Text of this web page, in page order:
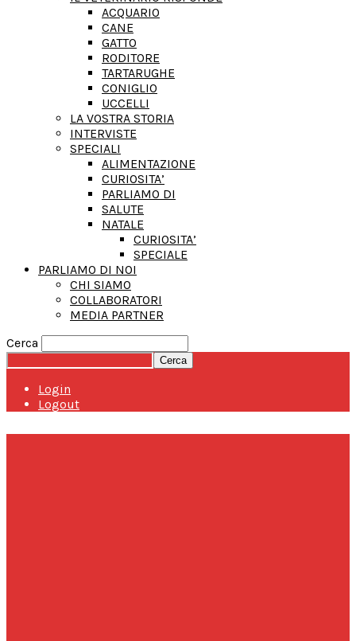
ACQUARIO
CANE
GATTO
RODITORE
TARTARUGHE
CONIGLIO
UCCELLI
LA VOSTRA STORIA
INTERVISTE
SPECIALI
ALIMENTAZIONE
CURIOSITA’
PARLIAMO DI
SALUTE
NATALE
CURIOSITA’
SPECIALE
PARLIAMO DI NOI
CHI SIAMO
COLLABORATORI
MEDIA PARTNER
Cerca
Login
Logout